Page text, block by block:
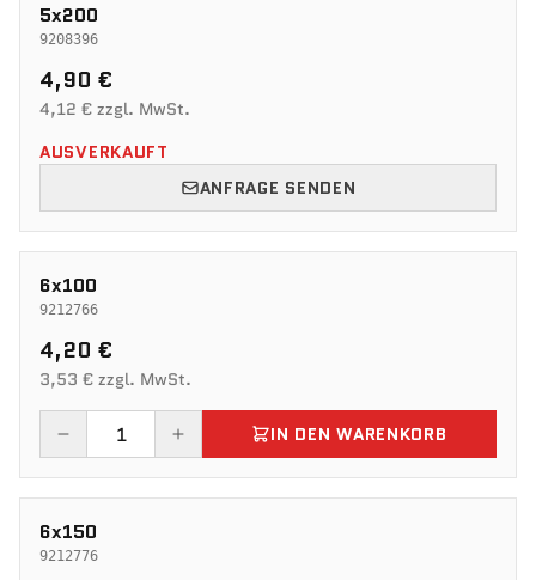
5x200
9208396
4,90 €
4,12 € zzgl. MwSt.
AUSVERKAUFT
ANFRAGE SENDEN
6x100
9212766
4,20 €
3,53 € zzgl. MwSt.
IN DEN WARENKORB
6x150
9212776